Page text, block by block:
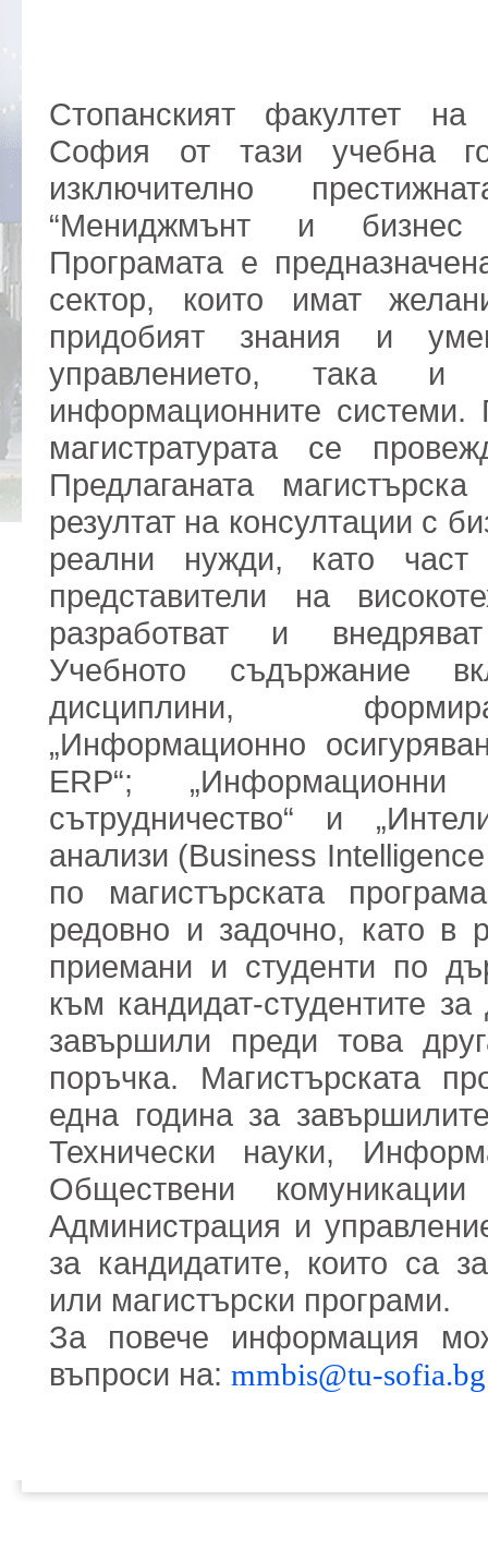
Стопанският факултет на
София от тази учебна
изключително
“Мениджмънт и бизнес
Програмата е
сектор, които имат
придобият знания и
управлението, така
информационните системи.
магистратурата се
Предлаганата
резултат на консултации с
реални нужди, като
представители на
разработват и
Учебното съдържание
дисциплини,
„Информационно
ERP“;
сътрудничество“ и
анализи (Business
по магистърската
редовно и задочно, като в
приемани и студенти по
към кандидат-студентите
завършили преди това
поръчка. Магистърската
една година за
Технически науки,
Обществени
Администрация и
за кандидатите, които са
или магистърски програми.
За повече информация
въпроси на: mmbis@tu-sofia.bg